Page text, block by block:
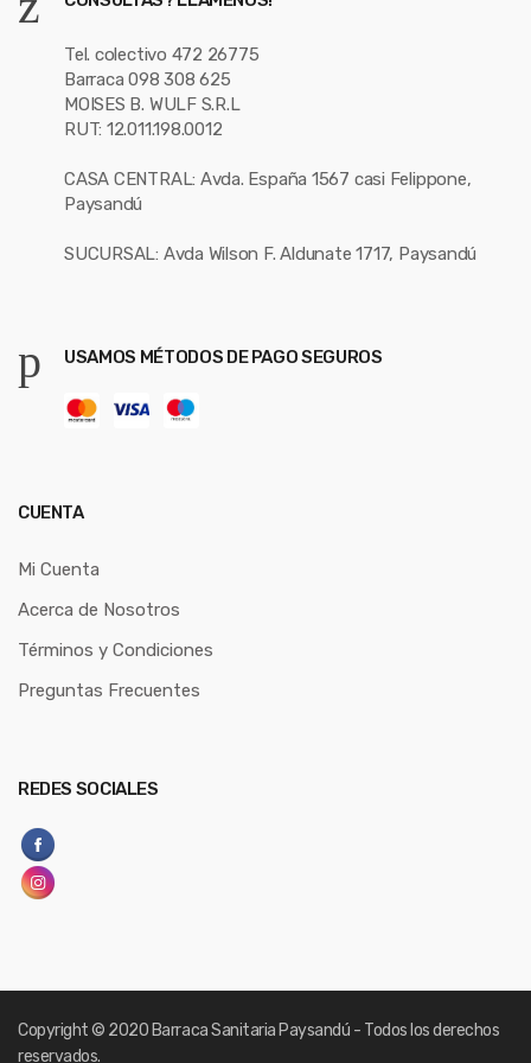
Tel. colectivo 472 26775
Barraca 098 308 625
MOISES B. WULF S.R.L
RUT: 12.011.198.0012
CASA CENTRAL: Avda. España 1567 casi Felippone,
Paysandú
SUCURSAL: Avda Wilson F. Aldunate 1717, Paysandú
USAMOS MÉTODOS DE PAGO SEGUROS
CUENTA
Mi Cuenta
Acerca de Nosotros
Términos y Condiciones
Preguntas Frecuentes
REDES SOCIALES
Copyright© 2020 Barraca Sanitaria Paysandú - Todos los derechos
reservados.